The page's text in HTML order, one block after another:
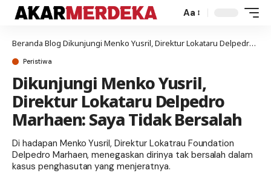
Aa
Beranda Blog Dikunjungi Menko Yusril, Direktur Lokataru Delpedro Marhaen: Saya Tidak Bersalah
Peristiwa
Dikunjungi Menko Yusril,
Direktur Lokataru Delpedro
Marhaen: Saya Tidak Bersalah
Di hadapan Menko Yusril, Direktur Lokatrau Foundation
Delpedro Marhaen, menegaskan dirinya tak bersalah dalam
kasus penghasutan yang menjeratnya.